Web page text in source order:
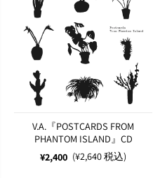
V.A.『POSTCARDS FROM
PHANTOM ISLAND』CD
¥2,400 (¥2,640 税込)